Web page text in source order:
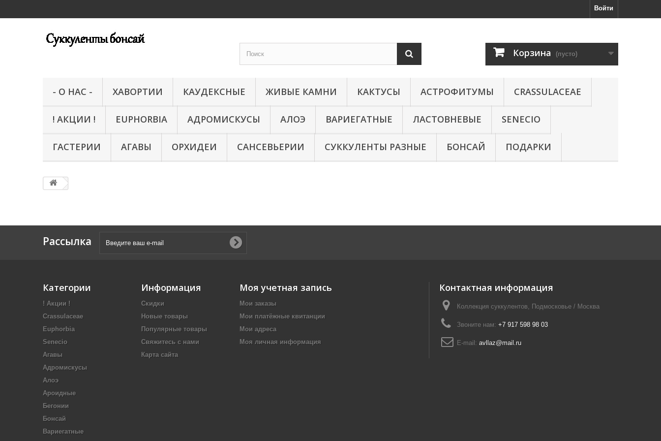
Войти
Корзина (пусто)
- О НАС - ХАВОРТИИ КАУДЕКСНЫЕ ЖИВЫЕ КАМНИ КАКТУСЫ АСТРОФИТУМЫ CRASSULACEAE
! АКЦИИ ! EUPHORBIA АДРОМИСКУСЫ АЛОЭ ВАРИЕГАТНЫЕ ЛАСТОВНЕВЫЕ SENECIO
ГАСТЕРИИ АГАВЫ ОРХИДЕИ САНСЕВЬЕРИИ СУККУЛЕНТЫ РАЗНЫЕ БОНСАЙ ПОДАРКИ
Рассылка
Категории
! Акции !
Crassulaceae
Euphorbia
Senecio
Агавы
Адромискусы
Алоэ
Ароидные
Бегонии
Бонсай
Вариегатные
Информация
Скидки
Новые товары
Популярные товары
Свяжитесь с нами
Карта сайта
Моя учетная запись
Мои заказы
Мои платёжные квитанции
Мои адреса
Моя личная информация
Контактная информация
Коллекция суккулентов, Подмосковье / Москва
Звоните нам: +7 917 598 98 03
E-mail: avllaz@mail.ru